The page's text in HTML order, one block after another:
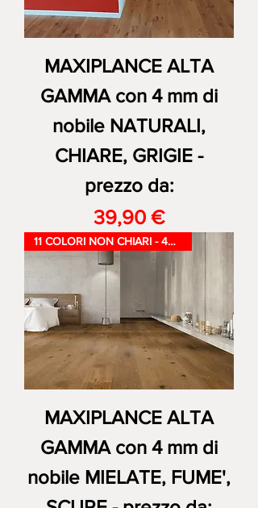
MAXIPLANCE ALTA
GAMMA con 4 mm di
nobile NATURALI,
CHIARE, GRIGIE -
prezzo da:
Prezzo
39,90 €
11 COLORI NON CHIARI - 4mm nob
MAXIPLANCE ALTA
GAMMA con 4 mm di
nobile MIELATE, FUME',